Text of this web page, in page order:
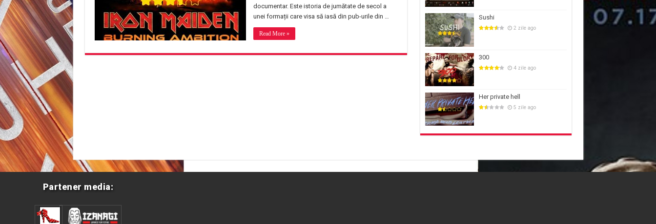
documentar. Este istoria de jumătate de secol a
unei formații care visa să iasă din pub-urile din …
Read More »
Sushi
2 zile ago
300
4 zile ago
Her private hell
5 zile ago
Partener media: